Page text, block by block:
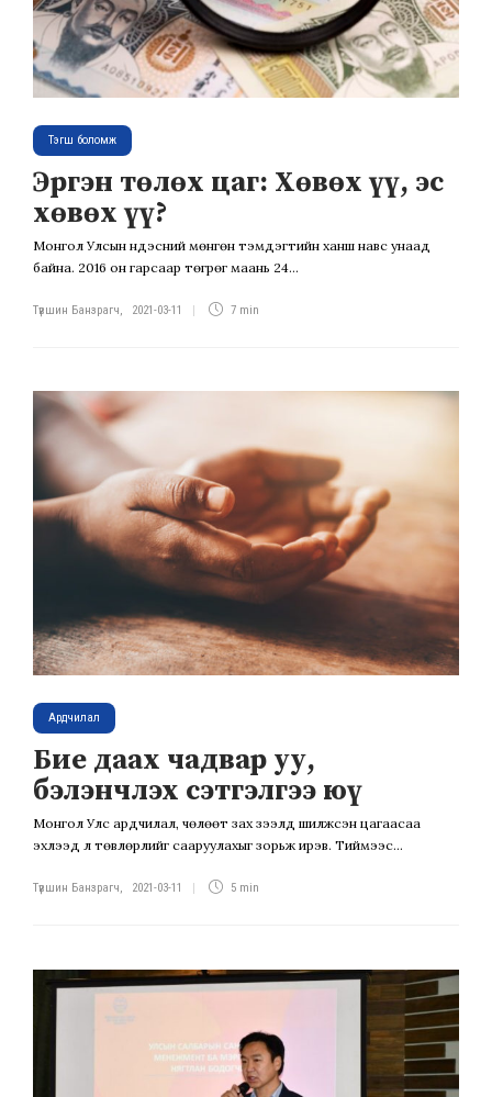
Тэгш боломж
Эргэн төлөх цаг: Хөвөх үү, эс
хөвөх үү?
Монгол Улсын үндэсний мөнгөн тэмдэгтийн ханш навс унаад
байна. 2016 он гарсаар төгрөг маань 24...
Түвшин Банзрагч, 2021-03-11 7 min
Ардчилал
Бие даах чадвар уу,
бэлэнчлэх сэтгэлгээ юү
Монгол Улс ардчилал, чөлөөт зах зээлд шилжсэн цагаасаа
эхлээд л төвлөрлийг сааруулахыг зорьж ирэв. Тиймээс...
Түвшин Банзрагч, 2021-03-11 5 min